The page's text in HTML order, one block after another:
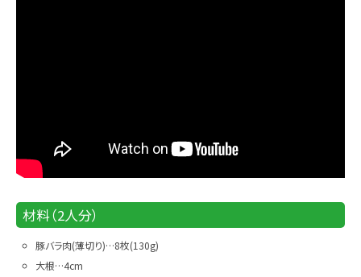
材料（2人分）
豚バラ肉(薄切り)…8枚(130g)
大根…4cm